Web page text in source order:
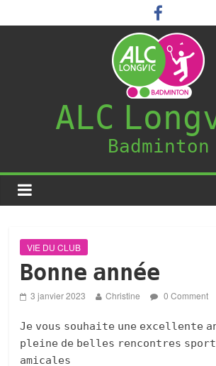
ALC
Badminton
VIE DU CLUB
Bonne année
3 janvier 2023 Christine 0 Comment
Je vous souhaite une excellente
pleine de belles rencontres
amicales